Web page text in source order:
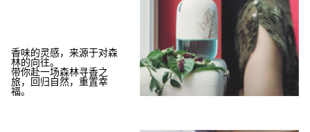
香味的灵感，来源于对森
林的向往。
带你赴一场森林寻香之
旅，回归自然，重置幸
福。